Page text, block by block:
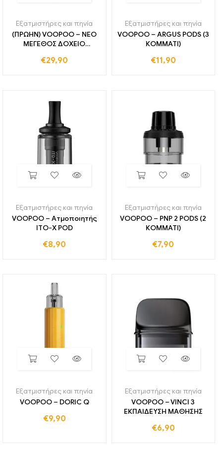
Εξατμιστήρες και πηνία
(ΠΡΩΗΝ) VOOPOO – ΝΕΟ
ΜΕΓΕΘΟΣ ΔΟΧΕΙΟ
€29,90
Εξατμιστήρες και πηνία
VOOPOO – ARGUS PODS (3
ΚΟΜΜΑΤΙ)
€11,90
Εξατμιστήρες και πηνία
VOOPOO – Ατμοποιητής
ITO-X POD
€8,90
Εξατμιστήρες και πηνία
VOOPOO – PNP 2 PODS (2
ΚΟΜΜΑΤΙ)
€7,90
Εξατμιστήρες και πηνία
VOOPOO – DORIC Q
€9,90
Εξατμιστήρες και πηνία
VOOPOO – VINCI 3
ΕΚΠΑΙΔΕΥΣΗ ΜΑΘΗΣΗΣ
€6,90